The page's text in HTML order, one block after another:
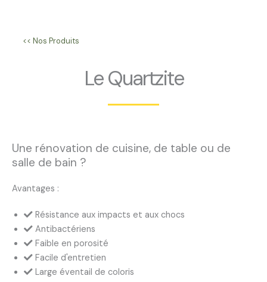
<< Nos Produits
Le Quartzite
Une rénovation de cuisine, de table ou de
salle de bain ?
Avantages :
Résistance aux impacts et aux chocs
Antibactériens
Faible en porosité
Facile d'entretien
Large éventail de coloris